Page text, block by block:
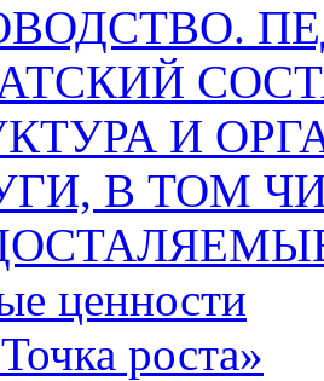
И
В ТОМ
ценности
роста»